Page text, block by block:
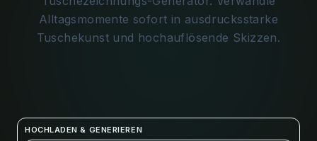
Alltagsmomente sofort in ausdrucksstarke
Tuschekunst und hochauflösende Skizzen.
HOCHLADEN & GENERIEREN